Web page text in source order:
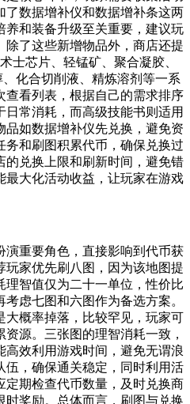
了数据增补仪和数据增补条这两
养和装备升级至关重要，建议玩
了这些新增物品外，商店还提
士芯片、轻锰矿、聚合凝胶、
化合切削液、精炼溶剂等一系
查看列表，根据自己的需求排序
常消耗，而高级技能书则适用
如数据增补仪先兑换，避免资
和刷图积累代币，确保兑换过
的兑换上限和刷新时间，避免错
最大化活动收益，让玩家在游戏
演重要角色，直接影响到代币获
家优先刷八图，因为该地图提
智值仅为二十一单位，性价比
虑七图和六图作为备选方案。
大概率掉落，比较罕见，玩家可
源。三张图的理智消耗一致，
效利用游戏时间，避免无谓浪
伍，确保通关稳定，同时利用活
定期检查代币数量，及时兑换商
时奖励。总体而言，刷图与兑换